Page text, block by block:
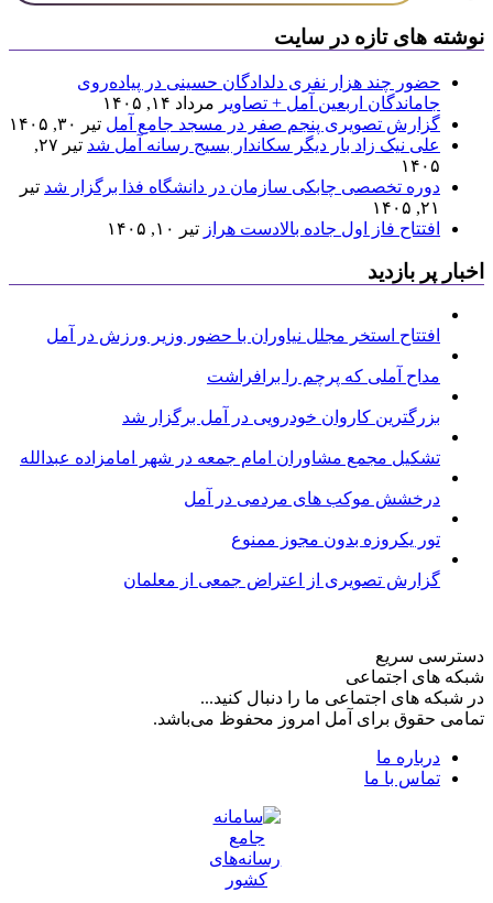
نوشته های تازه در سایت
حضور چند هزار نفری دلدادگان حسینی در پیاده‌روی
جاماندگان اربعین آمل + تصاویر مرداد ۱۴, ۱۴۰۵
گزارش تصویری پنجم صفر در مسجد جامع آمل تیر ۳۰, ۱۴۰۵
علی نیک زاد بار دیگر سکاندار بسیج رسانه آمل شد
تیر ۲۷,
۱۴۰۵
دوره تخصصی چابکی سازمان در دانشگاه فذا برگزار شد تیر
۲۱, ۱۴۰۵
افتتاح فاز اول جاده بالادست هراز تیر ۱۰, ۱۴۰۵
اخبار پر بازدید
افتتاح استخر مجلل نیاوران با حضور وزیر ورزش در آمل
مداح آملی که پرچم را برافراشت
بزرگترین کاروان خودرویی در آمل برگزار شد
تشکیل مجمع مشاوران امام جمعه در شهر امامزاده عبدالله
درخشش موکب های مردمی در آمل
تور یکروزه بدون مجوز ممنوع
گزارش تصویری از اعتراض جمعی از معلمان
دسترسی سریع
شبکه های اجتماعی
در شبکه های اجتماعی ما را دنبال کنید...
تمامی حقوق برای آمل امروز محفوظ می‌باشد.
درباره ما
تماس با ما